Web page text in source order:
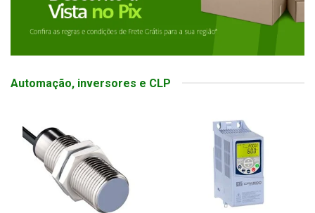
Automação, inversores e CLP